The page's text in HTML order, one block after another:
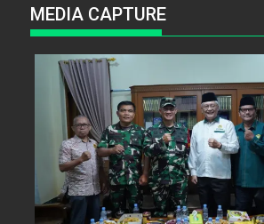
MEDIA CAPTURE